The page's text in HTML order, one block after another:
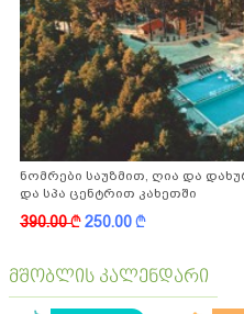
ნომრები საუზმით, ღია და
და სპა ცენტრით კახეთში
390.00k250.00k
მშობლის კალენდარი